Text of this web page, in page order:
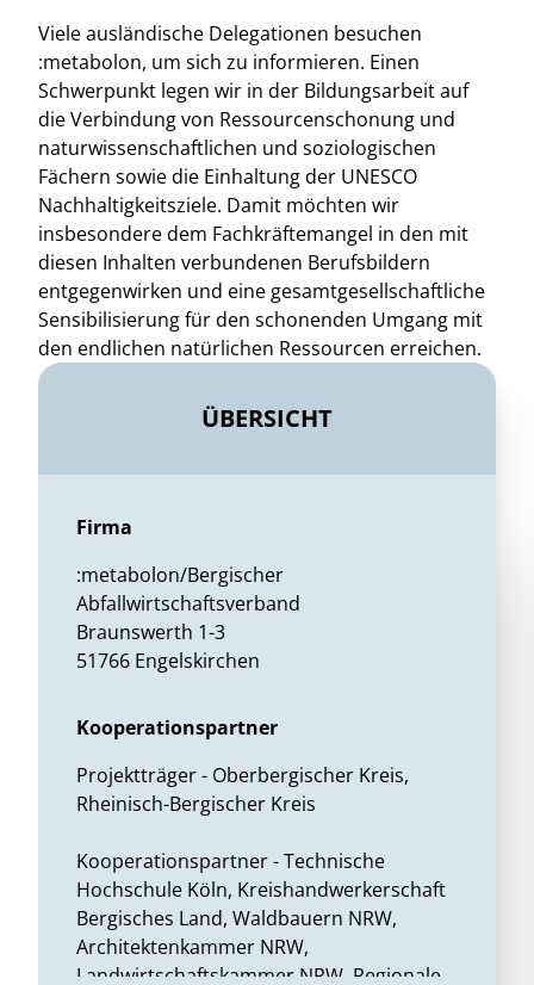
Viele ausländische Delegationen besuchen
:metabolon, um sich zu informieren. Einen
Schwerpunkt legen wir in der Bildungsarbeit auf
die Verbindung von Ressourcenschonung und
naturwissenschaftlichen und soziologischen
Fächern sowie die Einhaltung der UNESCO
Nachhaltigkeitsziele. Damit möchten wir
insbesondere dem Fachkräftemangel in den mit
diesen Inhalten verbundenen Berufsbildern
entgegenwirken und eine gesamtgesellschaftliche
Sensibilisierung für den schonenden Umgang mit
den endlichen natürlichen Ressourcen erreichen.
ÜBERSICHT
Firma
:metabolon/Bergischer
Abfallwirtschaftsverband
Braunswerth 1-3
51766 Engelskirchen
Kooperationspartner
Projektträger - Oberbergischer Kreis,
Rheinisch-Bergischer Kreis
Kooperationspartner - Technische
Hochschule Köln, Kreishandwerkerschaft
Bergisches Land, Waldbauern NRW,
Architektenkammer NRW,
Landwirtschaftskammer NRW, Regionale